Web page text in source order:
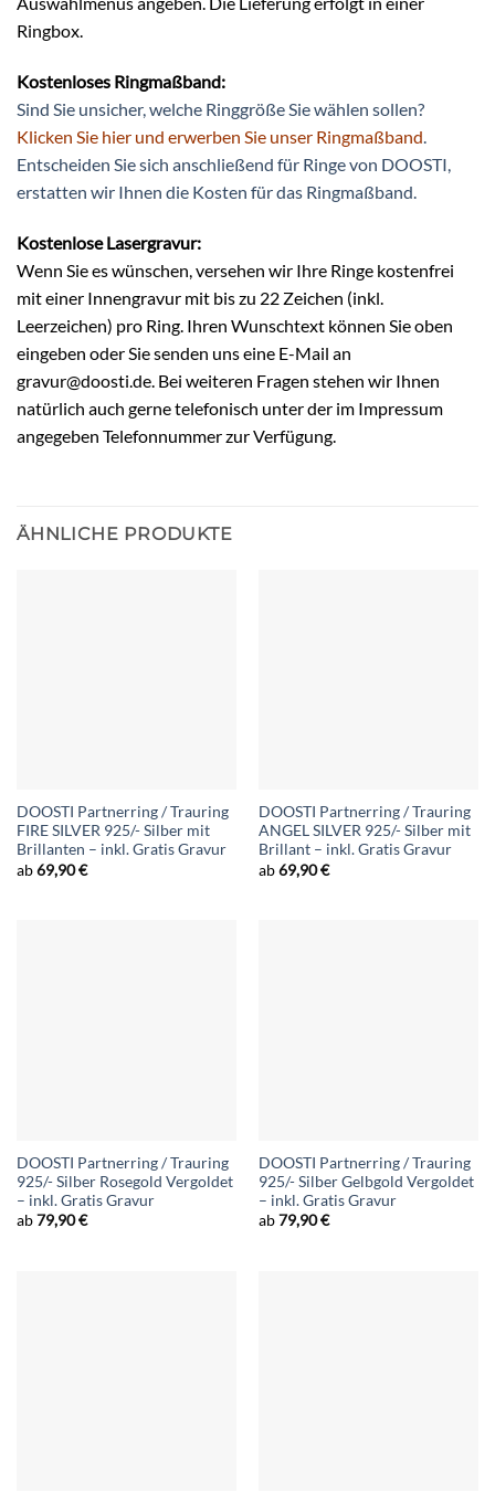
Ringbox.
Kostenloses Ringmaßband:
Sind Sie unsicher, welche Ringgröße Sie wählen sollen?
Klicken Sie hier und erwerben Sie unser Ringmaßband.
Entscheiden Sie sich anschließend für Ringe von DOOSTI,
erstatten wir Ihnen die Kosten für das Ringmaßband.
Kostenlose Lasergravur:
Wenn Sie es wünschen, versehen wir Ihre Ringe kostenfrei
mit einer Innengravur mit bis zu 22 Zeichen (inkl.
Leerzeichen) pro Ring. Ihren Wunschtext können Sie oben
eingeben oder Sie senden uns eine E-Mail an
gravur@doosti.de. Bei weiteren Fragen stehen wir Ihnen
natürlich auch gerne telefonisch unter der im Impressum
angegeben Telefonnummer zur Verfügung.
ÄHNLICHE PRODUKTE
DOOSTI Partnerring / Trauring
FIRE SILVER 925/- Silber mit
Brillanten – inkl. Gratis Gravur
ab69,90€
DOOSTI Partnerring / Trauring
ANGEL SILVER 925/- Silber mit
Brillant – inkl. Gratis Gravur
ab69,90€
DOOSTI Partnerring / Trauring
925/- Silber Rosegold Vergoldet
– inkl. Gratis Gravur
ab79,90€
DOOSTI Partnerring / Trauring
925/- Silber Gelbgold Vergoldet
– inkl. Gratis Gravur
ab79,90€